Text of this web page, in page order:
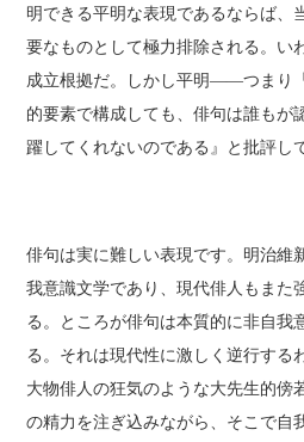
明できる平明な表現であるならば、
要なものとして極力排除される。い
成立根拠だ。しかし平明――つまり
的要素で構成しても、俳句は誰もが
躍してくれないのである』と批評し
俳句は実に難しい表現です。明治維
我意識文学であり、現代俳人もまた
る。ところが俳句は本質的に非自我
る。それは現代性に激しく逆行する
大物俳人の狂気のような大先生的傍
の精力を注ぎ込みながら、そこで自